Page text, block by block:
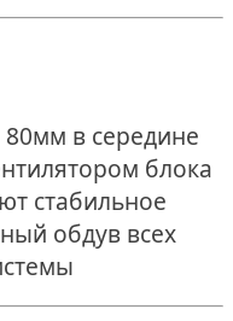
в середине
блока
стабильное
обдув всех